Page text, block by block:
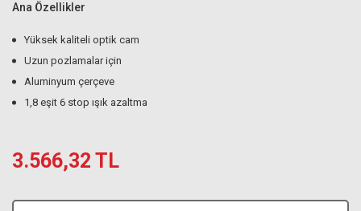
Ana Özellikler
Yüksek kaliteli optik cam
Uzun pozlamalar için
Aluminyum çerçeve
1,8 eşit 6 stop ışık azaltma
3.566,32 TL